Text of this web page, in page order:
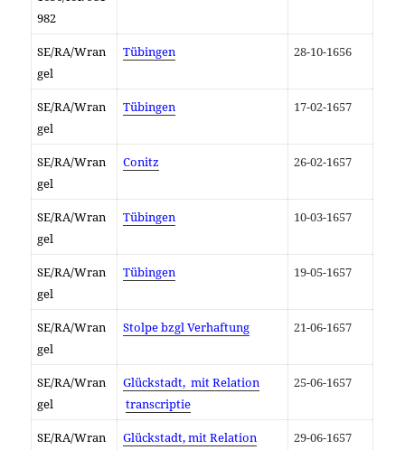
982
SE/RA/Wran
gel
Tübingen 28-10-1656
SE/RA/Wran
gel
Tübingen 17-02-1657
SE/RA/Wran
gel
Conitz 26-02-1657
SE/RA/Wran
gel
Tübingen 10-03-1657
SE/RA/Wran
gel
Tübingen 19-05-1657
SE/RA/Wran
gel
Stolpe bzgl Verhaftung 21-06-1657
SE/RA/Wran
gel
Glückstadt, mit Relation
transcriptie
25-06-1657
SE/RA/Wran
Glückstadt, mit Relation 29-06-1657